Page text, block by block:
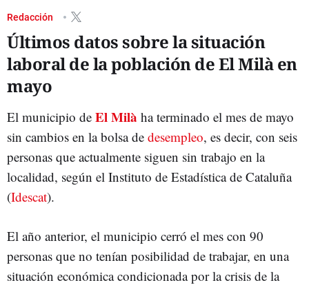
Redacción
Últimos datos sobre la situación
laboral de la población de El Milà en
mayo
El municipio de El Milà ha terminado el mes de mayo
sin cambios en la bolsa de desempleo, es decir, con seis
personas que actualmente siguen sin trabajo en la
localidad, según el Instituto de Estadística de Cataluña
(Idescat).
El año anterior, el municipio cerró el mes con 90
personas que no tenían posibilidad de trabajar, en una
situación económica condicionada por la crisis de la